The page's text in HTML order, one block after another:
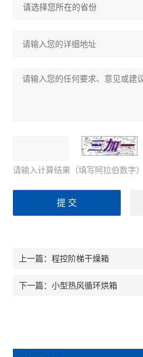
请输入计算结果（填写阿拉伯数字
上一篇：程控阶梯干燥箱
下一篇：小型热风循环烘箱